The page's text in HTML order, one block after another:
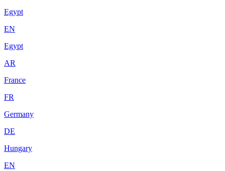
Egypt
EN
Egypt
AR
France
FR
Germany
DE
Hungary
EN